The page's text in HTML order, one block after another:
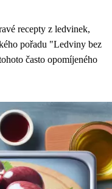
recepty z ledvinek,
pořadu "Ledviny bez
často opomíjeného